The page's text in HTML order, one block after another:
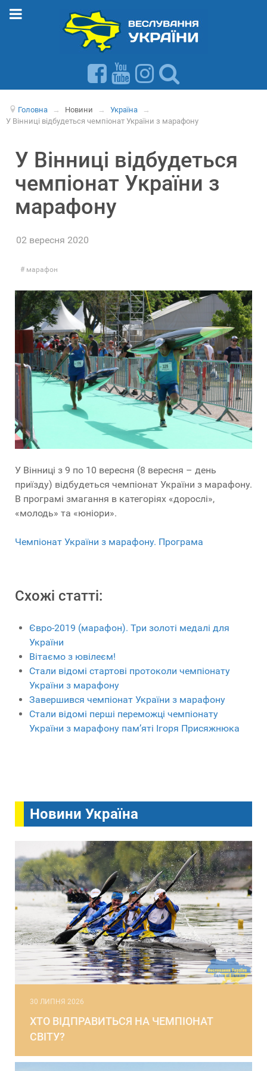
Головна → Новини → Україна
→
У Вінниці відбудеться чемпіонат України з марафону
У Вінниці відбудеться
чемпіонат України з
марафону
02 вересня 2020
марафон
У Вінниці з 9 по 10 вересня (8 вересня – день
приїзду) відбудеться чемпіонат України з марафону.
В програмі змагання в категоріях «дорослі»,
«молодь» та «юніори».
Чемпіонат України з марафону. Програма
Схожі статті:
Євро-2019 (марафон). Три золоті медалі для
України
Вітаємо з ювілеєм!
Cтали відомі стартові протоколи чемпіонату
України з марафону
Завершився чемпіонат України з марафону
Стали відомі перші переможці чемпіонату
України з марафону пам’яті Ігоря Присяжнюка
Новини Україна
30 ЛИПНЯ 2026
ХТО ВІДПРАВИТЬСЯ НА ЧЕМПІОНАТ
СВІТУ?